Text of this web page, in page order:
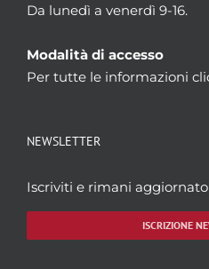
Da lunedì a venerdì 9-16.
Modalità di accesso
Per tutte le informazioni
NEWSLETTER
Iscriviti e rimani
ISCRIZIONE